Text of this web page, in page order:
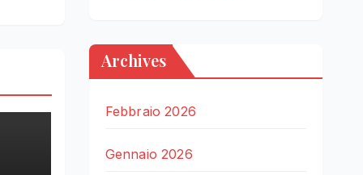
Archives
Febbraio 2026
Gennaio 2026